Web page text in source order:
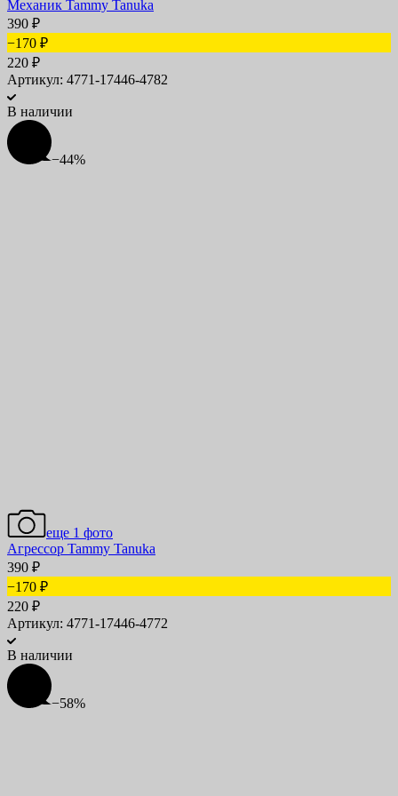
Механик Tammy Tanuka
390 ₽
−170 ₽
220 ₽
Артикул: 4771-17446-4782
В наличии
−44%
еще 1 фото
Агрессор Tammy Tanuka
390 ₽
−170 ₽
220 ₽
Артикул: 4771-17446-4772
В наличии
−58%